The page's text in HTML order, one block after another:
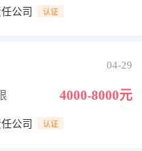
公司 认证
04-29
4000-8000元
公司 认证